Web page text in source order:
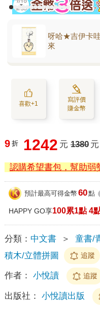
呀哈★吉伊卡
來
喜歡+1
寫評價
賺金幣
9 折 1242 元 1380 元
認購希望書包，幫助弱
預計最高可得金幣 60點
HAPPY GO享100累1點 4
分類： 中文書 ＞ 童書/
積木/立體拼圖
追蹤
作者： 小悅讀 追蹤
出版社： 小悅讀出版